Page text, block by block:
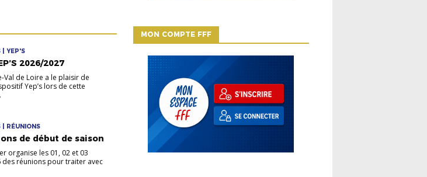
| YEP'S
2026/2027
Val de Loire a le plaisir de
Yep’s lors de cette
RÉUNIONS
de début de saison
organise les 01, 02 et 03
des réunions pour traiter avec
MON COMPTE FFF